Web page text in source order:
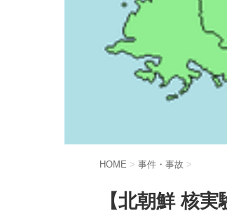
HOME > 事件・事故 >
【北朝鮮 核